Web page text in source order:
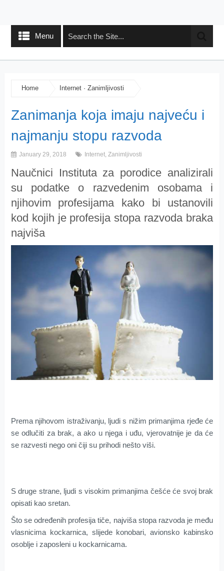
Menu
Home Internet· Zanimljivosti
Zanimanja koja imaju najveću i
najmanju stopu razvoda
January 29, 2018 Internet, Zanimljivosti
Naučnici Instituta za porodice analizirali
su podatke o razvedenim osobama i
njihovim profesijama kako bi ustanovili
kod kojih je profesija stopa razvoda braka
najviša
Prema njihovom istraživanju, ljudi s nižim primanjima rjeđe će
se odlučiti za brak, a ako u njega i uđu, vjerovatnije je da će
se razvesti nego oni čiji su prihodi nešto viši.
S druge strane, ljudi s visokim primanjima češće će svoj brak
opisati kao sretan.
Što se određenih profesija tiče, najviša stopa razvoda je među
vlasnicima kockarnica, slijede konobari, avionsko kabinsko
osoblje i zaposleni u kockarnicama.